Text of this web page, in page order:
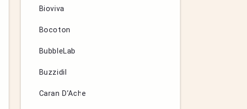
Bioviva
Bocoton
BubbleLab
Buzzidil
Caran D’Ache